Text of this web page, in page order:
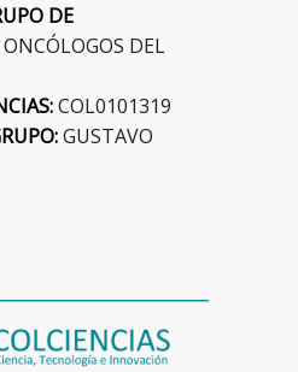
DE
ONCÓLOGOS DEL
COL0101319
GUSTAVO